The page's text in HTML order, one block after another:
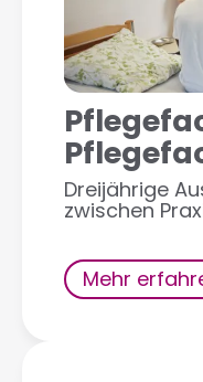
Dreijährige
zwischen
Mehr